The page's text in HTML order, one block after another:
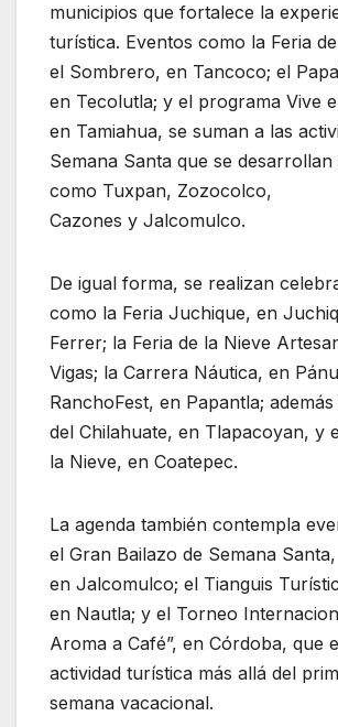
municipios que fortalece la
turística. Eventos como la Feria
el Sombrero, en Tancoco; el
en Tecolutla; y el programa Vive
en Tamiahua, se suman a las
Semana Santa que se desarrollan
como Tuxpan, Zozocolco,
Cazones y Jalcomulco.
De igual forma, se realizan
como la Feria Juchique, en
Ferrer; la Feria de la Nieve
Vigas; la Carrera Náutica, en
RanchoFest, en Papantla;
del Chilahuate, en Tlapacoyan, y
la Nieve, en Coatepec.
La agenda también contempla
el Gran Bailazo de Semana Santa,
en Jalcomulco; el Tianguis
en Nautla; y el Torneo
Aroma a Café”, en Córdoba, que
actividad turística más allá del
semana vacacional.